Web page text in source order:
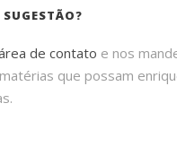
de contato e nos
que possam